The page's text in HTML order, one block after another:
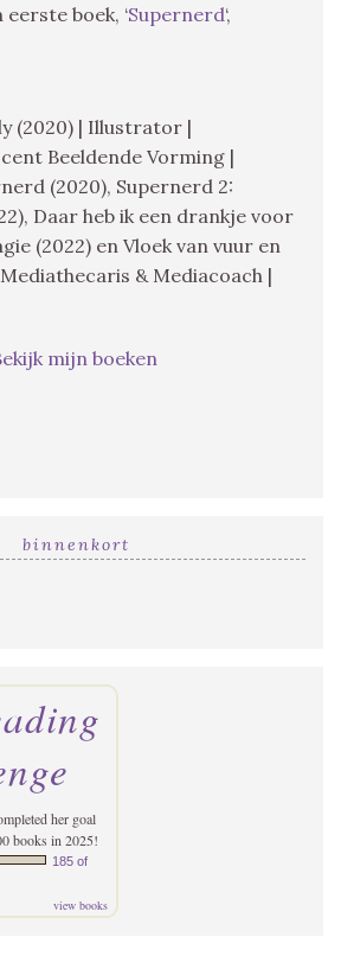
boek, ‘Supernerd‘,
(2020) | Illustrator |
Beeldende Vorming |
(2020), Supernerd 2:
Daar heb ik een drankje voor
(2022) en Vloek van vuur en
& Mediacoach |
mijn boeken
binnenkort
her goal
books in 2025!
185 of
view books